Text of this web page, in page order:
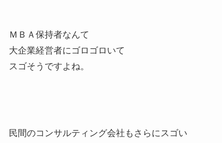
ＭＢＡ保持者なんて
大企業経営者にゴロゴロいて
スゴそうですよね。
民間のコンサルティング会社もさらにスゴい